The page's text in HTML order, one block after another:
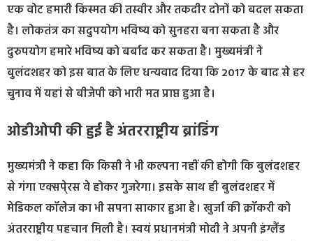
एक वोट हमारी किस्मत की तस्वीर और तकदीर दोनों को बदल सकता
है। लोकतंत्र का सदुपयोग भविष्य को सुनहरा बना सकता है और
दुरुपयोग हमारे भविष्य को बर्बाद कर सकता है। मुख्यमंत्री ने
बुलंदशहर को इस बात के लिए धन्यवाद दिया कि 2017 के बाद से हर
चुनाव में यहां से बीजेपी को भारी मत प्राप्त हुआ है।
ओडीओपी की हुई है अंतरराष्ट्रीय ब्रांडिंग
मुख्यमंत्री ने कहा कि किसी ने भी कल्पना नहीं की होगी कि बुलंदशहर
से गंगा एक्सपे्रस वे होकर गुजरेगा। इसके साथ ही बुलंदशहर में
मेडिकल कॉलेज का भी सपना साकार हुआ है। खुर्जा की क्रॉकरी को
अंतरराष्ट्रीय पहचान मिली है। स्वयं प्रधानमंत्री मोदी ने अपनी इंग्लैंड